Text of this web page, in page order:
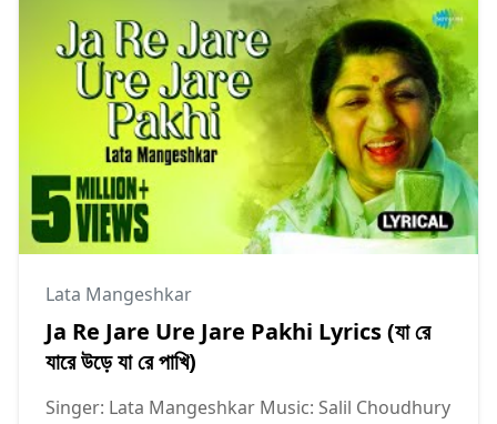
Lata Mangeshkar
Ja Re Jare Ure Jare Pakhi Lyrics (যা রে
যারে উড়ে যা রে পাখি)
Singer: Lata Mangeshkar Music: Salil Choudhury